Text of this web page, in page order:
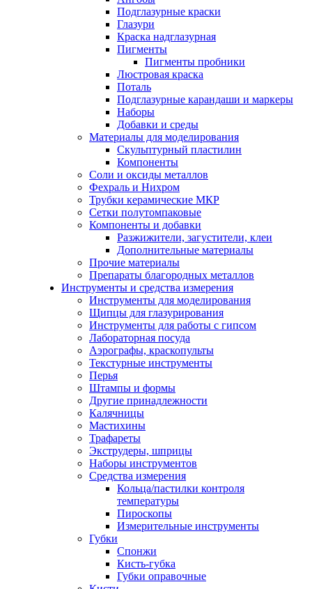
Подглазурные краски
Глазури
Краска надглазурная
Пигменты
Пигменты пробники
Люстровая краска
Поталь
Подглазурные карандаши и маркеры
Наборы
Добавки и среды
Материалы для моделирования
Скульптурный пластилин
Компоненты
Соли и оксиды металлов
Фехраль и Нихром
Трубки керамические МКР
Сетки полутомпаковые
Компоненты и добавки
Разжижители, загустители, клеи
Дополнительные материалы
Прочие материалы
Препараты благородных металлов
Инструменты и средства измерения
Инструменты для моделирования
Щипцы для глазурирования
Инструменты для работы с гипсом
Лабораторная посуда
Аэрографы, краскопульты
Текстурные инструменты
Перья
Штампы и формы
Другие принадлежности
Калячницы
Мастихины
Трафареты
Экструдеры, шприцы
Наборы инструментов
Средства измерения
Кольца/пастилки контроля
температуры
Пироскопы
Измерительные инструменты
Губки
Спонжи
Кисть-губка
Губки оправочные